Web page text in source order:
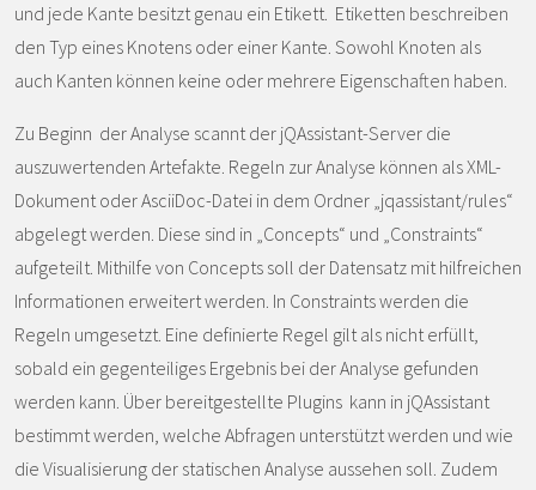
und jede Kante besitzt genau ein Etikett. Etiketten beschreiben
den Typ eines Knotens oder einer Kante. Sowohl Knoten als
auch Kanten können keine oder mehrere Eigenschaften haben.
Zu Beginn der Analyse scannt der jQAssistant-Server die
auszuwertenden Artefakte. Regeln zur Analyse können als XML-
Dokument oder AsciiDoc-Datei in dem Ordner „jqassistant/rules“
abgelegt werden. Diese sind in „Concepts“ und „Constraints“
aufgeteilt. Mithilfe von Concepts soll der Datensatz mit hilfreichen
Informationen erweitert werden. In Constraints werden die
Regeln umgesetzt. Eine definierte Regel gilt als nicht erfüllt,
sobald ein gegenteiliges Ergebnis bei der Analyse gefunden
werden kann. Über bereitgestellte Plugins kann in jQAssistant
bestimmt werden, welche Abfragen unterstützt werden und wie
die Visualisierung der statischen Analyse aussehen soll. Zudem